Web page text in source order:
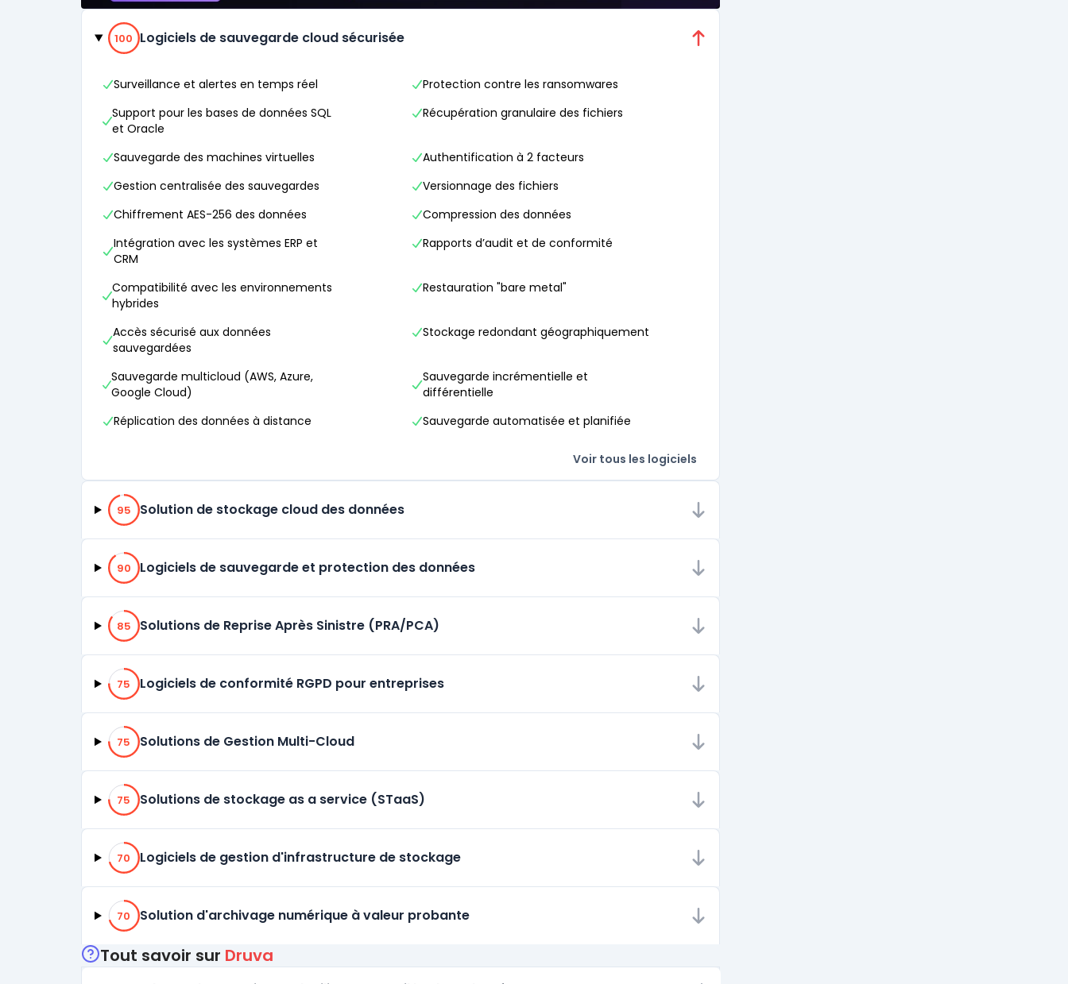
Catégories
100% de compatibilité
100 Logiciels de sauvegarde cloud sécurisée
Surveillance et alertes en temps réel
Protection contre les ransomwares
Support pour les bases de données SQL
et Oracle
Récupération granulaire des fichiers
Sauvegarde des machines virtuelles
Authentification à 2 facteurs
Gestion centralisée des sauvegardes
Versionnage des fichiers
Chiffrement AES-256 des données
Compression des données
Intégration avec les systèmes ERP et
CRM
Rapports d’audit et de conformité
Compatibilité avec les environnements
hybrides
Restauration "bare metal"
Accès sécurisé aux données
sauvegardées
Stockage redondant géographiquement
Sauvegarde multicloud (AWS, Azure,
Google Cloud)
Sauvegarde incrémentielle et
différentielle
Réplication des données à distance
Sauvegarde automatisée et planifiée
Voir tous les logiciels
95% de compatibilité
95 Solution de stockage cloud des données
90% de compatibilité
90 Logiciels de sauvegarde et protection des données
85% de compatibilité
85 Solutions de Reprise Après Sinistre (PRA/PCA)
75% de compatibilité
75 Logiciels de conformité RGPD pour entreprises
75% de compatibilité
75 Solutions de Gestion Multi-Cloud
75% de compatibilité
75 Solutions de stockage as a service (STaaS)
70% de compatibilité
70 Logiciels de gestion d'infrastructure de stockage
70% de compatibilité
70 Solution d'archivage numérique à valeur probante
Tout savoir sur Druva